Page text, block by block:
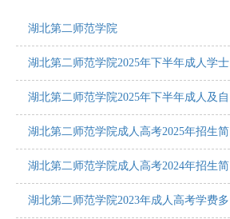
湖北第二师范学院
湖北第二师范学院2025年下半年成人学士
湖北第二师范学院2025年下半年成人及自
湖北第二师范学院成人高考2025年招生简
湖北第二师范学院成人高考2024年招生简
湖北第二师范学院2023年成人高考学费多